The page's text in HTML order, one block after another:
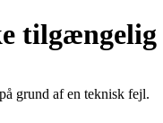
tilgængelig
grund af en teknisk fejl.